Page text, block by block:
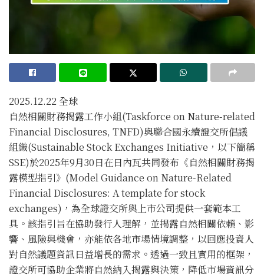
2025.12.22 全球
自然相關財務揭露工作小組(Taskforce on Nature-related
Financial Disclosures, TNFD)與聯合國永續證交所倡議
組織(Sustainable Stock Exchanges Initiative，以下簡稱
SSE)於2025年9月30日在日內瓦共同發布《自然相關財務揭
露模型指引》(Model Guidance on Nature-Related
Financial Disclosures: A template for stock
exchanges)，為全球證交所與上市公司提供一套範本工
具。該指引旨在協助發行人理解，並揭露自然相關依賴、影
響、風險與機會，亦能依各地市場情境調整，以回應投資人
對自然議題資訊日益增長的需求。透過一致且實用的框架，
證交所可協助企業將自然納入揭露與決策，降低市場資訊分